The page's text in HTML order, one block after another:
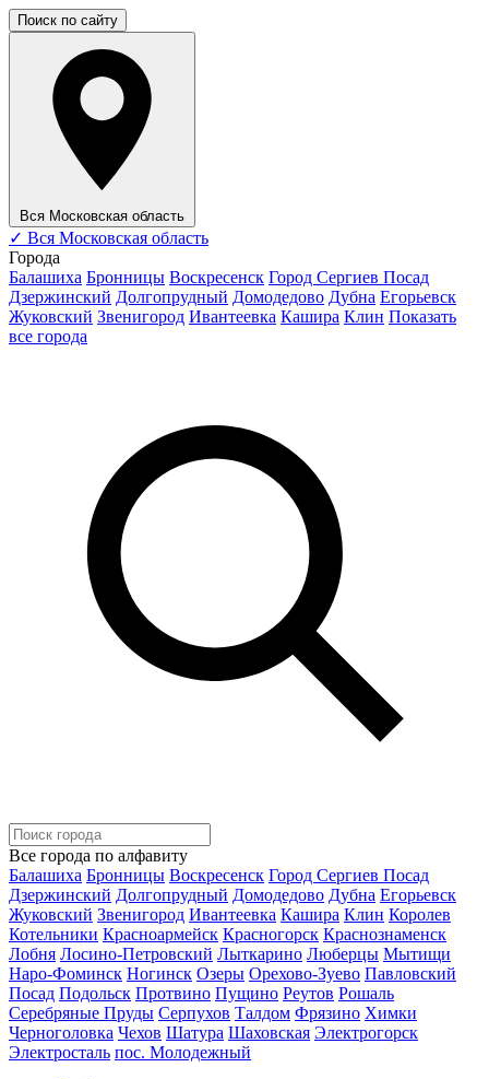
Поиск по сайту
Вся Московская область
✓ Вся Московская область
Города
Балашиха Бронницы Воскресенск Город Сергиев Посад
Дзержинский Долгопрудный Домодедово Дубна Егорьевск
Жуковский Звенигород Ивантеевка Кашира Клин Показать
все города
Все города по алфавиту
Балашиха Бронницы Воскресенск Город Сергиев Посад
Дзержинский Долгопрудный Домодедово Дубна Егорьевск
Жуковский Звенигород Ивантеевка Кашира Клин Королев
Котельники Красноармейск Красногорск Краснознаменск
Лобня Лосино-Петровский Лыткарино Люберцы Мытищи
Наро-Фоминск Ногинск Озеры Орехово-Зуево Павловский
Посад Подольск Протвино Пущино Реутов Рошаль
Серебряные Пруды Серпухов Талдом Фрязино Химки
Черноголовка Чехов Шатура Шаховская Электрогорск
Электросталь пос. Молодежный